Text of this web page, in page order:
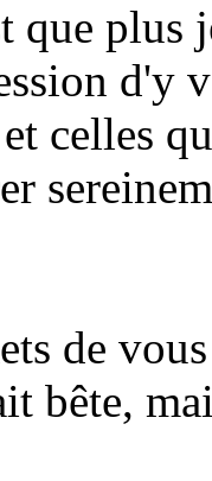
que plus
d'y
celles
de
bête,